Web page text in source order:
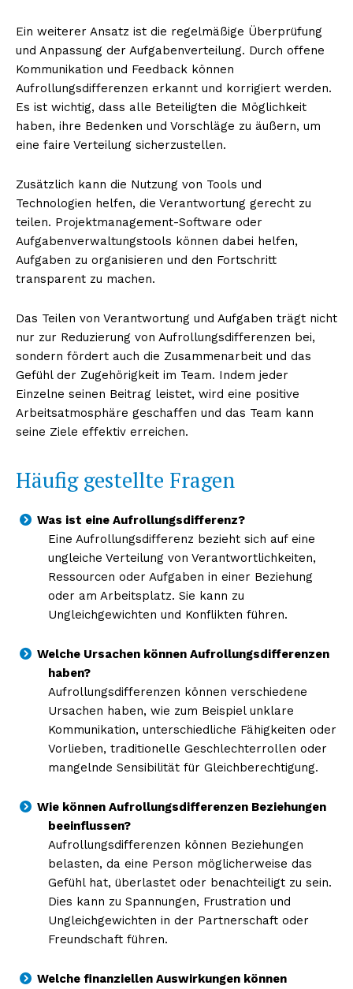
Ein weiterer Ansatz ist die regelmäßige Überprüfung
und Anpassung der Aufgabenverteilung. Durch offene
Kommunikation und Feedback können
Aufrollungsdifferenzen erkannt und korrigiert werden.
Es ist wichtig, dass alle Beteiligten die Möglichkeit
haben, ihre Bedenken und Vorschläge zu äußern, um
eine faire Verteilung sicherzustellen.
Zusätzlich kann die Nutzung von Tools und
Technologien helfen, die Verantwortung gerecht zu
teilen. Projektmanagement-Software oder
Aufgabenverwaltungstools können dabei helfen,
Aufgaben zu organisieren und den Fortschritt
transparent zu machen.
Das Teilen von Verantwortung und Aufgaben trägt nicht
nur zur Reduzierung von Aufrollungsdifferenzen bei,
sondern fördert auch die Zusammenarbeit und das
Gefühl der Zugehörigkeit im Team. Indem jeder
Einzelne seinen Beitrag leistet, wird eine positive
Arbeitsatmosphäre geschaffen und das Team kann
seine Ziele effektiv erreichen.
Häufig gestellte Fragen
Was ist eine Aufrollungsdifferenz?
Eine Aufrollungsdifferenz bezieht sich auf eine
ungleiche Verteilung von Verantwortlichkeiten,
Ressourcen oder Aufgaben in einer Beziehung
oder am Arbeitsplatz. Sie kann zu
Ungleichgewichten und Konflikten führen.
Welche Ursachen können Aufrollungsdifferenzen
haben?
Aufrollungsdifferenzen können verschiedene
Ursachen haben, wie zum Beispiel unklare
Kommunikation, unterschiedliche Fähigkeiten oder
Vorlieben, traditionelle Geschlechterrollen oder
mangelnde Sensibilität für Gleichberechtigung.
Wie können Aufrollungsdifferenzen Beziehungen
beeinflussen?
Aufrollungsdifferenzen können Beziehungen
belasten, da eine Person möglicherweise das
Gefühl hat, überlastet oder benachteiligt zu sein.
Dies kann zu Spannungen, Frustration und
Ungleichgewichten in der Partnerschaft oder
Freundschaft führen.
Welche finanziellen Auswirkungen können